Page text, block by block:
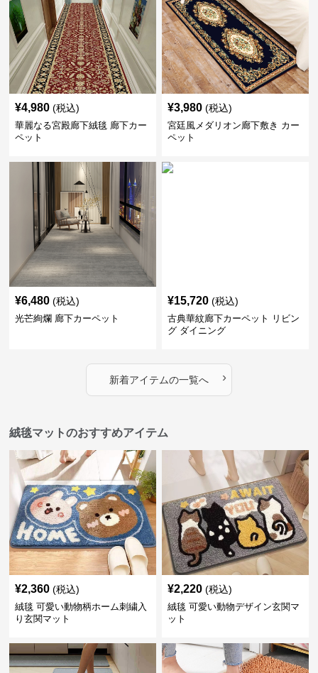
¥4,980 (税込)
華麗なる宮殿廊下絨毯 廊下カー
ペット
¥3,980 (税込)
宮廷風メダリオン廊下敷き カー
ペット
¥6,480 (税込)
光芒絢爛 廊下カーペット
¥15,720 (税込)
古典華紋廊下カーペット リビン
グ ダイニング
新着アイテムの一覧へ ›
絨毯マットのおすすめアイテム
¥2,360 (税込)
絨毯 可愛い動物柄ホーム刺繍入
り玄関マット
¥2,220 (税込)
絨毯 可愛い動物デザイン玄関マ
ット